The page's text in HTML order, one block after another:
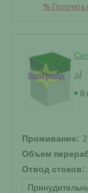
% Получить
В
Проживание:
Объем
Отвод стоков: